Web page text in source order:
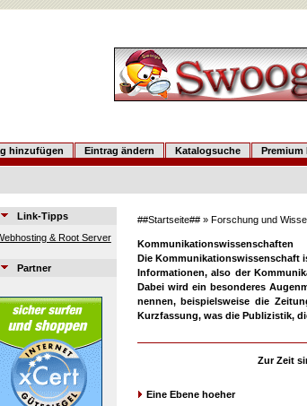
hinzufügen Eintrag ändern Katalogsuche Premium
Link-Tipps
& Root Server
Partner
##Startseite##» Forschung und
Kommunikationswissenschaften
Die Kommunikationswissenschaft
Informationen, also der
Dabei wird ein besonderes
nennen, beispielsweise die
Kurzfassung, was die Publizistik,
Zur Zeit
Eine Ebene hoeher